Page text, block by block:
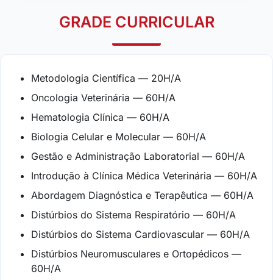
GRADE CURRICULAR
Metodologia Científica — 20H/A
Oncologia Veterinária — 60H/A
Hematologia Clínica — 60H/A
Biologia Celular e Molecular — 60H/A
Gestão e Administração Laboratorial — 60H/A
Introdução à Clínica Médica Veterinária — 60H/A
Abordagem Diagnóstica e Terapêutica — 60H/A
Distúrbios do Sistema Respiratório — 60H/A
Distúrbios do Sistema Cardiovascular — 60H/A
Distúrbios Neuromusculares e Ortopédicos —
60H/A